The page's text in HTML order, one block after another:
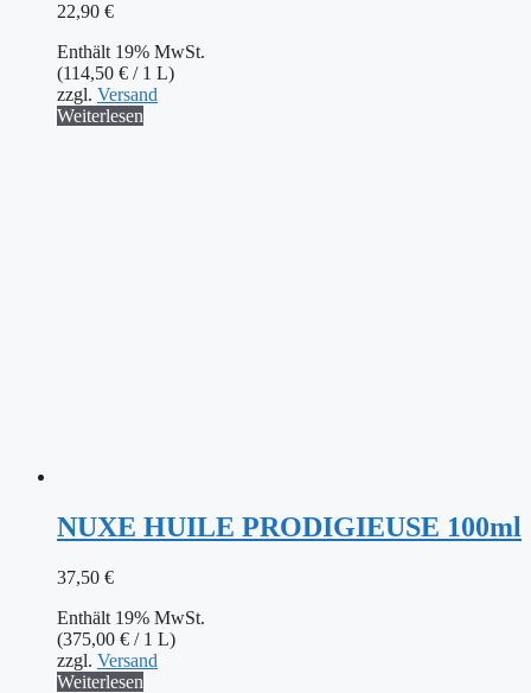
22,90 €
Enthält 19% MwSt.
(114,50 € / 1 L)
zzgl. Versand
Weiterlesen
NUXE HUILE PRODIGIEUSE 100ml
37,50 €
Enthält 19% MwSt.
(375,00 € / 1 L)
zzgl. Versand
Weiterlesen